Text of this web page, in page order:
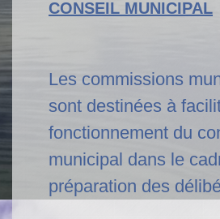
CONSEIL MUNICIPAL
Les commissions
sont destinées à
fonctionnement du
municipal dans le
préparation des